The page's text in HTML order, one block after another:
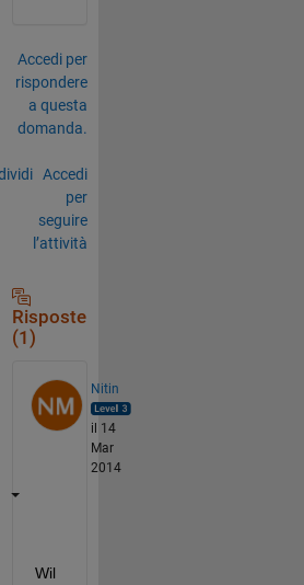
Accedi per
rispondere
a questa
domanda.
Accedi
per
seguire
l’attività
Risposte
(1)
Nitin
il 14
Mar
2014
Wil